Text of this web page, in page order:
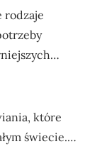
rodzaje
które
świecie.…